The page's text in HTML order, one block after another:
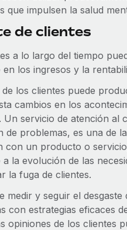
que impulsen la salud
de clientes
a lo largo del tiempo
en los ingresos y la
los clientes puede
cambios en los
Un servicio de atención al
de problemas, es una de
con un producto o
a la evolución de las
la fuga de clientes.
medir y seguir el
con estrategias eficaces
opiniones de los clientes